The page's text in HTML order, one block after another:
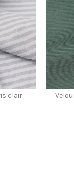
clair